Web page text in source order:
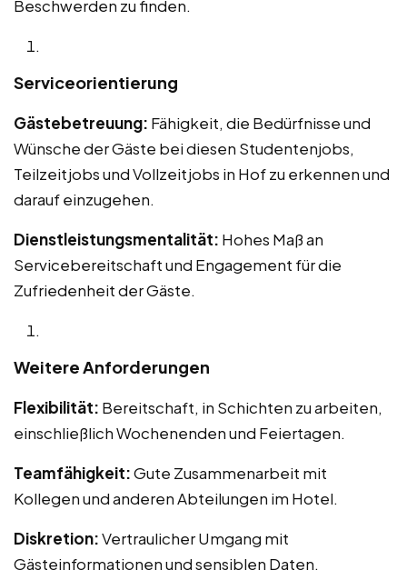
Beschwerden zu finden.
Serviceorientierung
Gästebetreuung: Fähigkeit, die Bedürfnisse und
Wünsche der Gäste bei diesen Studentenjobs,
Teilzeitjobs und Vollzeitjobs in Hof zu erkennen und
darauf einzugehen.
Dienstleistungsmentalität: Hohes Maß an
Servicebereitschaft und Engagement für die
Zufriedenheit der Gäste.
Weitere Anforderungen
Flexibilität: Bereitschaft, in Schichten zu arbeiten,
einschließlich Wochenenden und Feiertagen.
Teamfähigkeit:Gute Zusammenarbeit mit
Kollegen und anderen Abteilungen im Hotel.
Diskretion:Vertraulicher Umgang mit
Gästeinformationen und sensiblen Daten.